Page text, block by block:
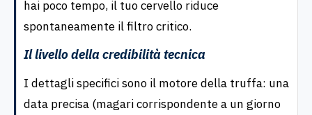
hai poco tempo, il tuo cervello riduce
spontaneamente il filtro critico.
Il livello della credibilità tecnica
I dettagli specifici sono il motore della truffa: una
data precisa (magari corrispondente a un giorno